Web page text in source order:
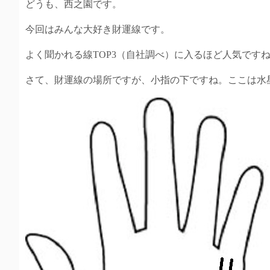
どうも、西之園です。
今回はみんな大好き財運線です。
よく聞かれる線TOP3（自社調べ）に入るほど人気ですね
さて、財運線の場所ですが、小指の下ですね。ここは水